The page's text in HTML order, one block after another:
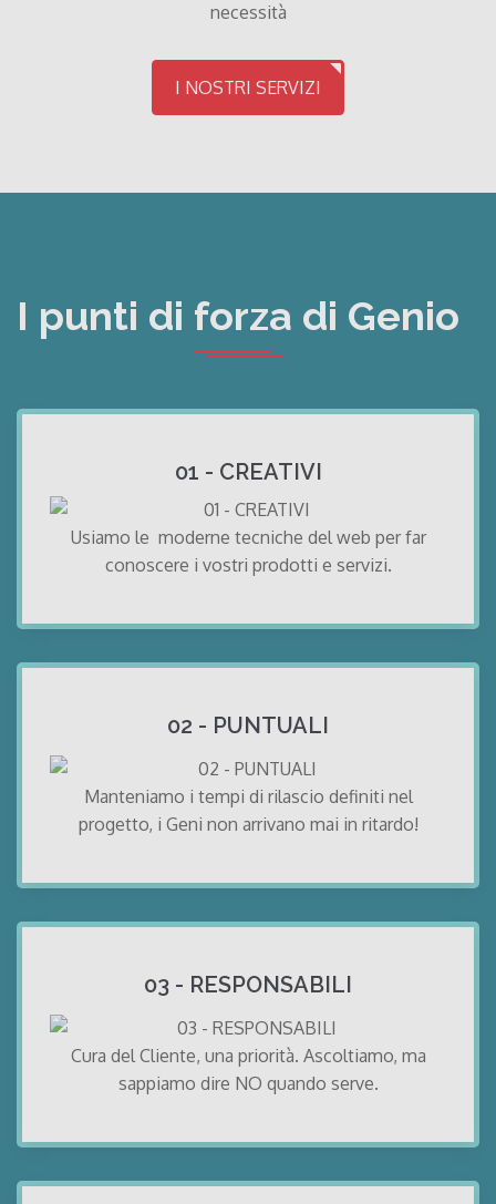
necessità
I NOSTRI SERVIZI
I punti di forza di Genio
01 - CREATIVI
Usiamo le moderne tecniche del web per far
conoscere i vostri prodotti e servizi.
02 - PUNTUALI
Manteniamo i tempi di rilascio definiti nel
progetto, i Geni non arrivano mai in ritardo!
03 - RESPONSABILI
Cura del Cliente, una priorità. Ascoltiamo, ma
sappiamo dire NO quando serve.